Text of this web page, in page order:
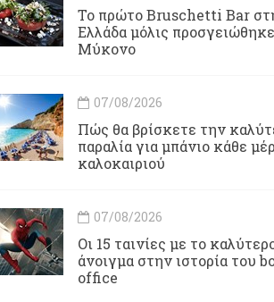
Το πρώτο Bruschetti Bar
Ελλάδα μόλις
Μύκονο
07/08/2026
Πώς θα βρίσκετε την
παραλία για μπάνιο κάθε
καλοκαιριού
07/08/2026
Οι 15 ταινίες με το
άνοιγμα στην ιστορία του
office